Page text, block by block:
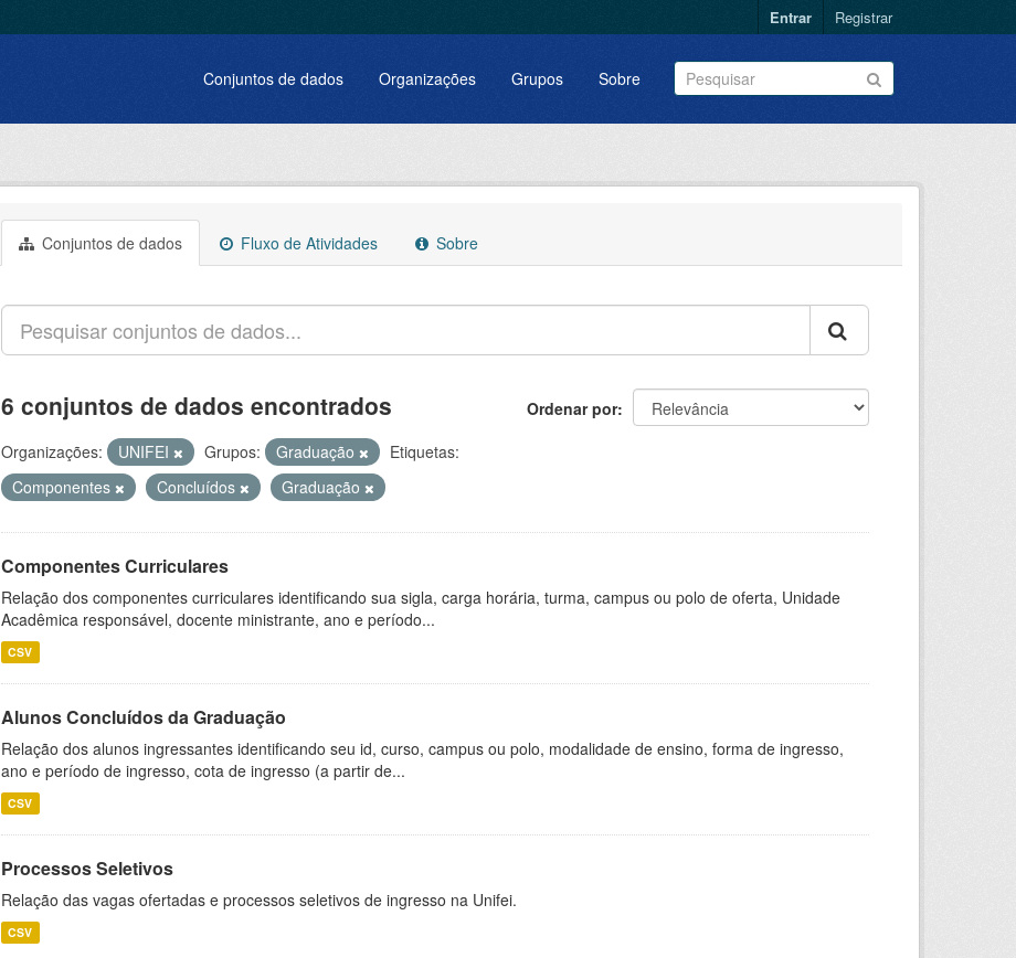
Entrar Registrar
Conjuntos de dados Organizações Grupos Sobre
Conjuntos de dados Fluxo de Atividades Sobre
Ordenar por
6 conjuntos de dados encontrados
Organizações: UNIFEI Grupos: Graduação
Etiquetas:
Componentes
Concluídos Graduação
Componentes Curriculares
Relação dos componentes curriculares identificando sua sigla, carga horária, turma, campus ou polo de oferta, Unidade
Acadêmica responsável, docente ministrante, ano e período...
CSV
Alunos Concluídos da Graduação
Relação dos alunos ingressantes identificando seu id, curso, campus ou polo, modalidade de ensino, forma de ingresso,
ano e período de ingresso, cota de ingresso (a partir de...
CSV
Processos Seletivos
Relação das vagas ofertadas e processos seletivos de ingresso na Unifei.
CSV